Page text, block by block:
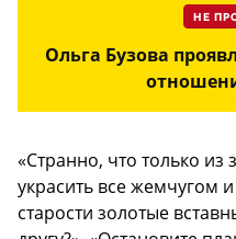
НЕ
Ольга Бузова
«Странно, что только
украсить все жемчугом
старости золотые